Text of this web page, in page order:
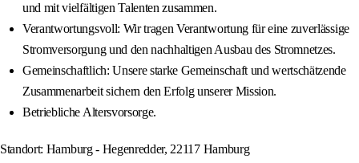
und mit vielfältigen Talenten zusammen.
Verantwortungsvoll: Wir tragen Verantwortung für eine zuverlässige
Stromversorgung und den nachhaltigen Ausbau des Stromnetzes.
Gemeinschaftlich: Unsere starke Gemeinschaft und wertschätzende
Zusammenarbeit sichern den Erfolg unserer Mission.
Betriebliche Altersvorsorge.
Standort: Hamburg - Hegenredder, 22117 Hamburg